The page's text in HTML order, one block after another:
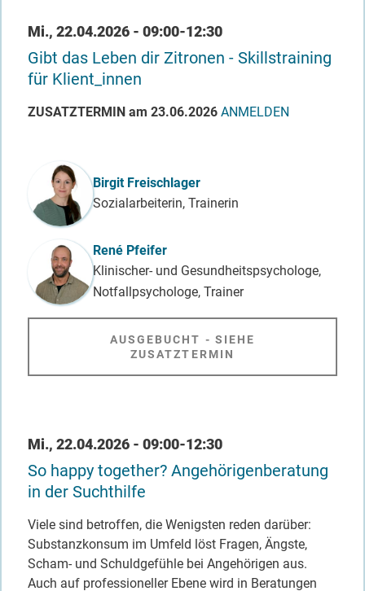
Datum / Uhrzeit
Mi., 22.04.2026 - 09:00-12:30
Gibt das Leben dir Zitronen - Skillstraining
für Klient_innen
ZUSATZTERMIN am 23.06.2026 ANMELDEN
Referent_in
Birgit Freischlager
Sozialarbeiterin, Trainerin
René Pfeifer
Klinischer- und Gesundheitspsychologe,
Notfallpsychologe, Trainer
AUSGEBUCHT - SIEHE
ZUSATZTERMIN
Datum / Uhrzeit
Mi., 22.04.2026 - 09:00-12:30
So happy together? Angehörigenberatung
in der Suchthilfe
Viele sind betroffen, die Wenigsten reden darüber:
Substanzkonsum im Umfeld löst Fragen, Ängste,
Scham- und Schuldgefühle bei Angehörigen aus.
Auch auf professioneller Ebene wird in Beratungen